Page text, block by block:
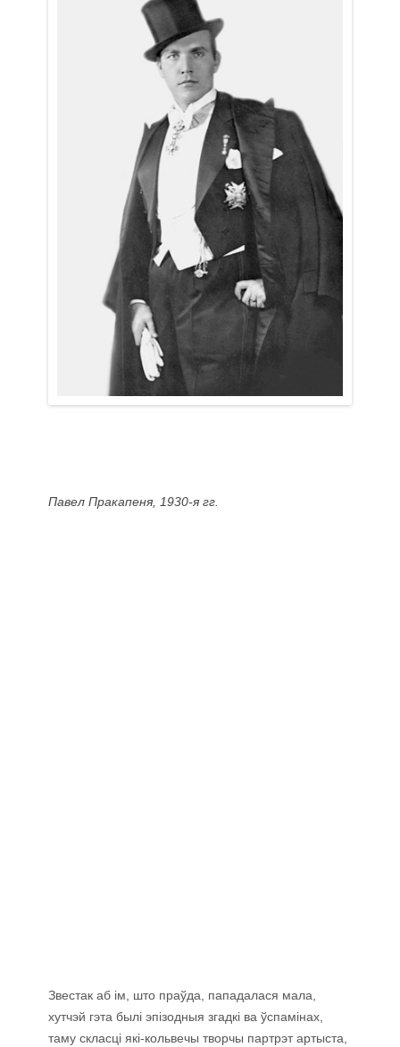
Павел Пракапеня, 1930-я гг.
Звестак аб ім, што праўда, пападалася мала,
хутчэй гэта былі эпізодныя згадкі ва ўспамінах,
таму скласці які-кольвечы творчы партрэт артыста,